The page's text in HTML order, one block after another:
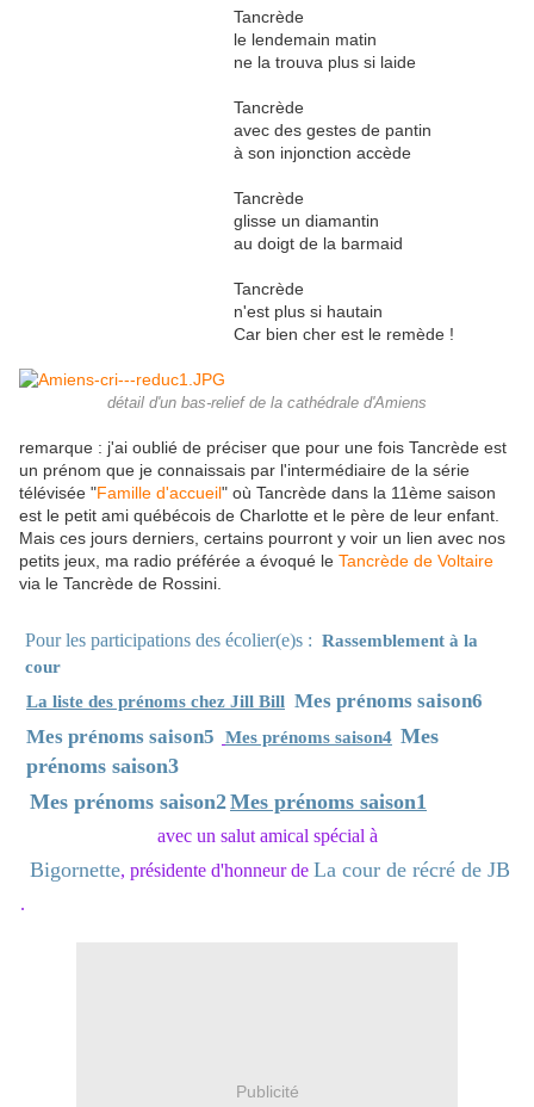
Tancrède
le lendemain matin
ne la trouva plus si laide
Tancrède
avec des gestes de pantin
à son injonction accède
Tancrède
glisse un diamantin
au doigt de la barmaid
Tancrède
n'est plus si hautain
Car bien cher est le remède !
détail d'un bas-relief de la cathédrale d'Amiens
remarque : j'ai oublié de préciser que pour une fois Tancrède est
un prénom que je connaissais par l'intermédiaire de la série
télévisée "Famille d'accueil" où Tancrède dans la 11ème saison
est le petit ami québécois de Charlotte et le père de leur enfant.
Mais ces jours derniers, certains pourront y voir un lien avec nos
petits jeux, ma radio préférée a évoqué le Tancrède de Voltaire
via le Tancrède de Rossini.
Pour les participations des écolier(e)s : Rassemblement à la
cour
La liste des prénoms chez Jill Bill Mes prénoms saison6
Mes prénoms saison5
Mes prénoms saison4 Mes
prénoms saison3
Mes prénoms saison2Mes prénoms saison1
avec un salut amical spécial à
Bigornette, présidente d'honneur de La cour de récré de JB
.
Publicité